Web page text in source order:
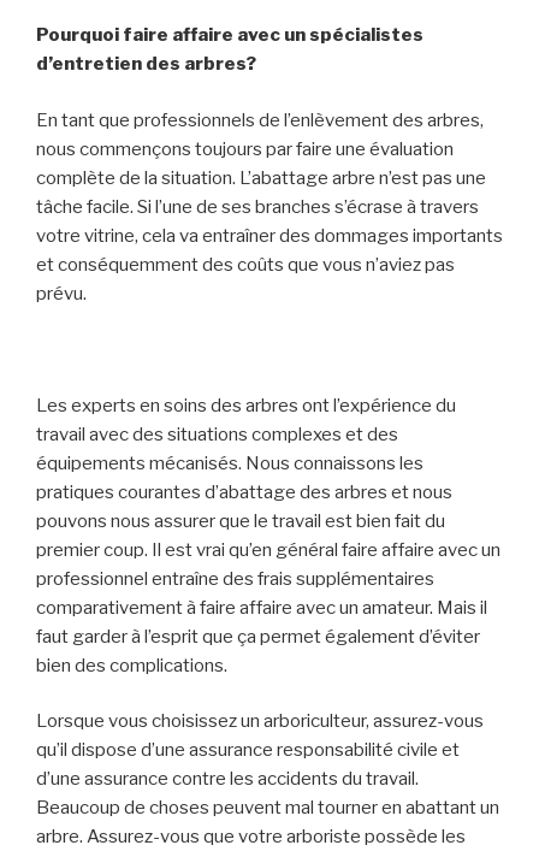
Pourquoi faire affaire avec un spécialistes
d’entretien des arbres?
En tant que professionnels de l’enlèvement des arbres,
nous commençons toujours par faire une évaluation
complète de la situation. L’abattage arbre n’est pas une
tâche facile. Si l’une de ses branches s’écrase à travers
votre vitrine, cela va entraîner des dommages importants
et conséquemment des coûts que vous n’aviez pas
prévu.
Les experts en soins des arbres ont l’expérience du
travail avec des situations complexes et des
équipements mécanisés. Nous connaissons les
pratiques courantes d’abattage des arbres et nous
pouvons nous assurer que le travail est bien fait du
premier coup. Il est vrai qu’en général faire affaire avec un
professionnel entraîne des frais supplémentaires
comparativement à faire affaire avec un amateur. Mais il
faut garder à l’esprit que ça permet également d’éviter
bien des complications.
Lorsque vous choisissez un arboriculteur, assurez-vous
qu’il dispose d’une assurance responsabilité civile et
d’une assurance contre les accidents du travail.
Beaucoup de choses peuvent mal tourner en abattant un
arbre. Assurez-vous que votre arboriste possède les